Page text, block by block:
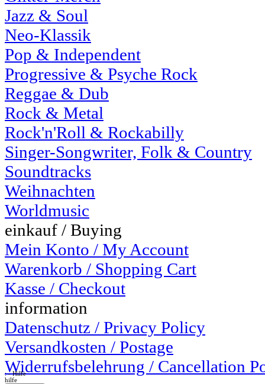
Jazz & Soul
Neo-Klassik
Pop & Independent
Progressive & Psyche Rock
Reggae & Dub
Rock & Metal
Rock'n'Roll & Rockabilly
Singer-Songwriter, Folk & Country
Soundtracks
Weihnachten
Worldmusic
einkauf / Buying
Mein Konto / My Account
Warenkorb / Shopping Cart
Kasse / Checkout
information
Datenschutz / Privacy Policy
Versandkosten / Postage
Widerrufsbelehrung / Cancellation
: - Hilfe
hilfe